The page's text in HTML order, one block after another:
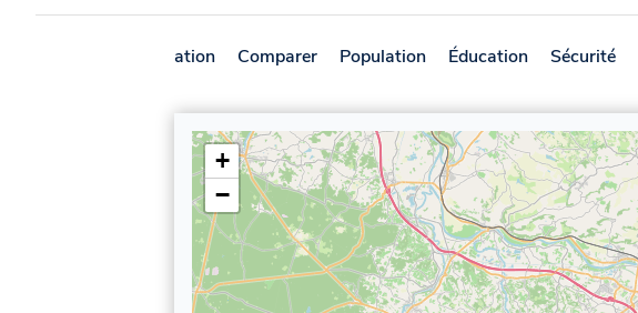
Présentation Comparer Population Éducation Sécurité
+
−